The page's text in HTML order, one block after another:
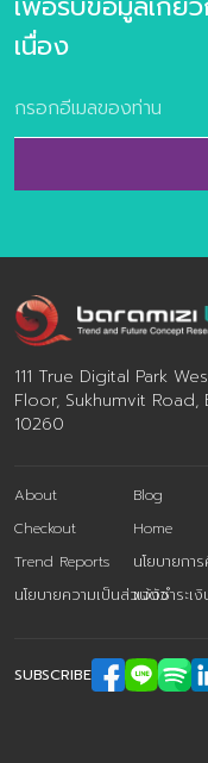
เนื่อง
111 True Digital Park
Floor, Sukhumvit Road,
10260
About Blog
Checkout
Home
Trend Reports
นโยบายกา
นโยบายความเป็นส่วนตัวแจ้งชำระเงิ
SUBSCRIBE